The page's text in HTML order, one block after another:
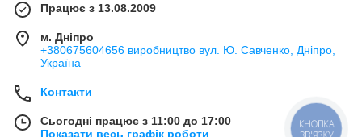
Працює з 13.08.2009
м. Дніпро
+380675604656 виробництво вул. Ю. Савченко, Дніпро,
Україна
Контакти
Сьогодні працює з 11:00 до 17:00
Показати весь графік роботи
КНОПКА